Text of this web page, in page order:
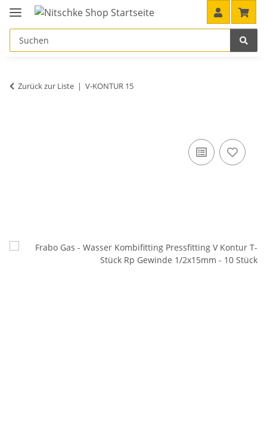
Zurück zur Liste V-KONTUR 15